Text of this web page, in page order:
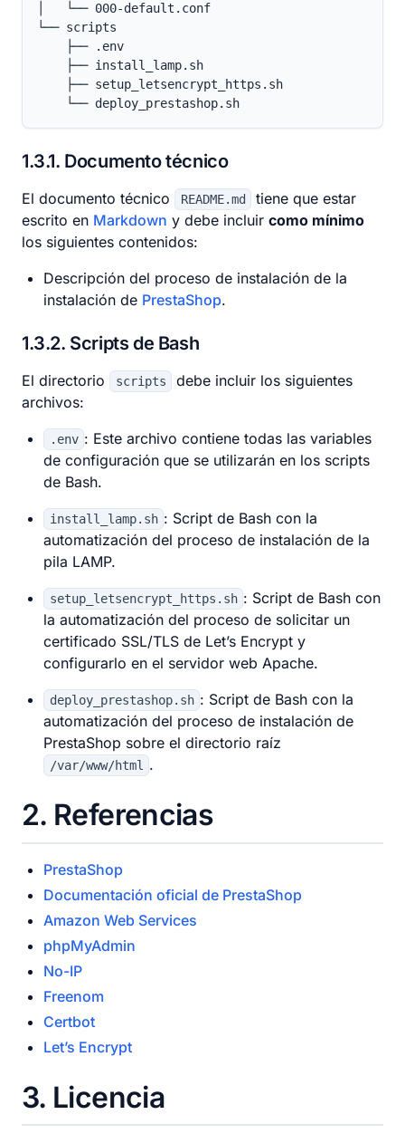
│   └── 000-default.conf
└── scripts
    ├── .env
    ├── install_lamp.sh
    ├── setup_letsencrypt_https.sh
    └── deploy_prestashop.sh
1.3.1 Documento técnico
El documento técnico README.md
tiene que estar
escrito en Markdown y debe incluir como mínimo
los siguientes contenidos:
Descripción del proceso de instalación de la
instalación de PrestaShop.
1.3.2 Scripts de Bash
El directorio scripts
debe incluir los siguientes
archivos:
.env : Este archivo contiene todas las variables
de configuración que se utilizarán en los scripts
de Bash.
install_lamp.sh : Script de Bash con la
automatización del proceso de instalación de la
pila LAMP.
setup_letsencrypt_https.sh : Script de Bash con
la automatización del proceso de solicitar un
certificado SSL/TLS de Let’s Encrypt y
configurarlo en el servidor web Apache.
deploy_prestashop.sh : Script de Bash con la
automatización del proceso de instalación de
PrestaShop sobre el directorio raíz
/var/www/html .
2 Referencias
PrestaShop
Documentación oficial de PrestaShop
Amazon Web Services
phpMyAdmin
No-IP
Freenom
Certbot
Let’s Encrypt
3 Licencia